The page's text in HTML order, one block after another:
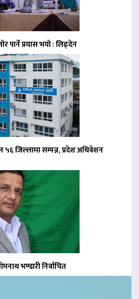
पार्ने प्रयास भयो : लिङ्देन
५६ जिल्लामा सम्पन्न, प्रदेश अधिवेशन
भण्डारी निर्वाचित